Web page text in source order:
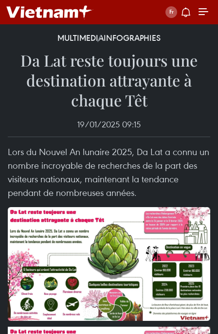
MULTIMEDIAINFOGRAPHIES
Da Lat reste toujours une
destination attrayante à
chaque Têt
19/01/2025 09:15
Lors du Nouvel An lunaire 2025, Da Lat a connu un
nombre incroyable de recherches de la part des
visiteurs nationaux, maintenant la tendance
pendant de nombreuses années.